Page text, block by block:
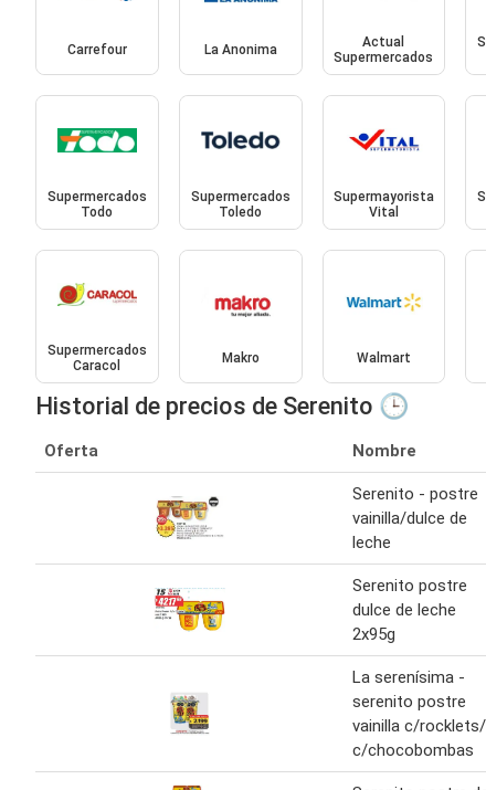
Carrefour La Anonima
Actual
Supermercados
Supermercados
Todo
Supermercados
Toledo
Supermayorista
Vital
Supermercados
Caracol
Makro Walmart
Historial de precios de Serenito 🕒
Oferta Nombre
Serenito - postre
vainilla/dulce de
leche
Serenito postre
dulce de leche
2x95g
La serenísima -
serenito postre
vainilla c/rocklets/
c/chocobombas